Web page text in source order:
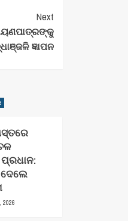
Next
ଜ୍ଞାପନ
ଦେଲେ
2026